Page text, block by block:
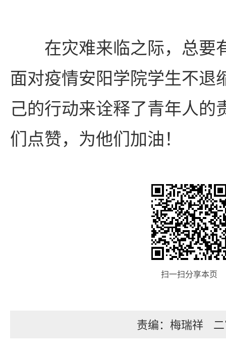
在灾难来临之际，总要
面对疫情安阳学院学生不退
己的行动来诠释了青年人的
们点赞，为他们加油！
扫一扫分享本页
责编：梅瑞祥